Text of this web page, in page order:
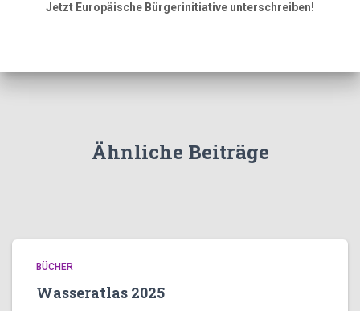
Jetzt Europäische Bürgerinitiative unterschreiben!
Ähnliche Beiträge
BÜCHER
Wasseratlas 2025